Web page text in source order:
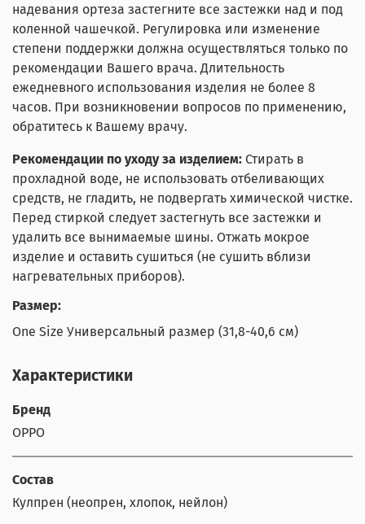
надевания ортеза застегните все застежки над и под
коленной чашечкой. Регулировка или изменение
степени поддержки должна осуществляться только по
рекомендации Вашего врача. Длительность
ежедневного использования изделия не более 8
часов. При возникновении вопросов по применению,
обратитесь к Вашему врачу.
Рекомендации по уходу за изделием: Стирать в
прохладной воде, не использовать отбеливающих
средств, не гладить, не подвергать химической чистке.
Перед стиркой следует застегнуть все застежки и
удалить все вынимаемые шины. Отжать мокрое
изделие и оставить сушиться (не сушить вблизи
нагревательных приборов).
Размер:
One Size Универсальный размер (31,8-40,6 см)
Характеристики
Бренд
OPPO
Состав
Кулпрен (неопрен, хлопок, нейлон)